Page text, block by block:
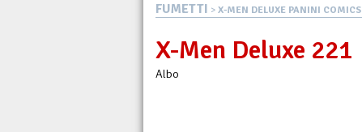
FUMETTI > X-MEN DELUXE PANINI COMICS
X-Men Deluxe 221
Albo